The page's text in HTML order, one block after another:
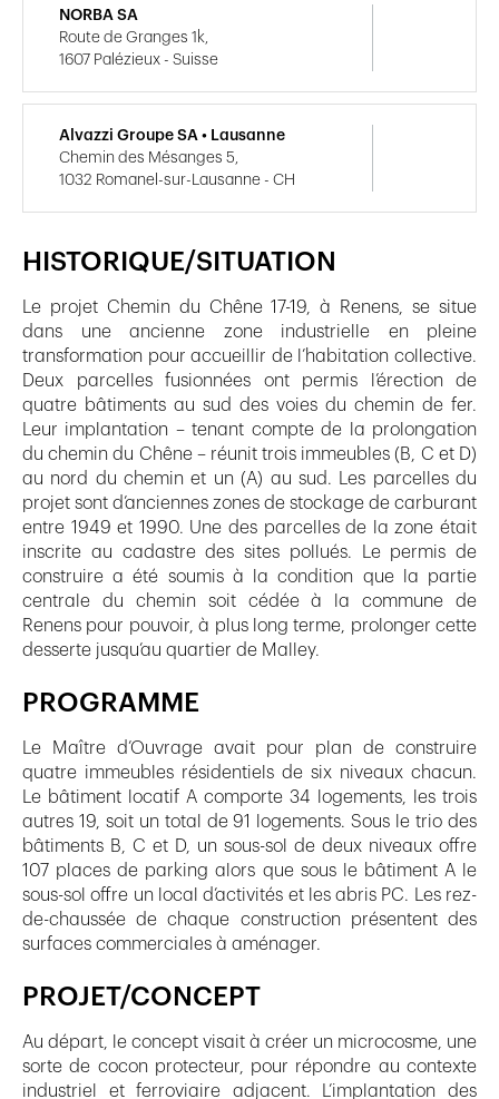
HISTORIQUE/SITUATION
Le projet Chemin du Chêne 17-19, à Renens, se situe
dans une ancienne zone industrielle en pleine
transformation pour accueillir de l’habitation collective.
Deux parcelles fusionnées ont permis l’érection de
quatre bâtiments au sud des voies du chemin de fer.
Leur implantation – tenant compte de la prolongation
du chemin du Chêne – réunit trois immeubles (B, C et D)
au nord du chemin et un (A) au sud. Les parcelles du
projet sont d’anciennes zones de stockage de carburant
entre 1949 et 1990. Une des parcelles de la zone était
inscrite au cadastre des sites pollués. Le permis de
construire a été soumis à la condition que la partie
centrale du chemin soit cédée à la commune de
Renens pour pouvoir, à plus long terme, prolonger cette
desserte jusqu’au quartier de Malley.
PROGRAMME
Le Maître d’Ouvrage avait pour plan de construire
quatre immeubles résidentiels de six niveaux chacun.
Le bâtiment locatif A comporte 34 logements, les trois
autres 19, soit un total de 91 logements. Sous le trio des
bâtiments B, C et D, un sous-sol de deux niveaux offre
107 places de parking alors que sous le bâtiment A le
sous-sol offre un local d’activités et les abris PC. Les rez-
de-chaussée de chaque construction présentent des
surfaces commerciales à aménager.
PROJET/CONCEPT
Au départ, le concept visait à créer un microcosme, une
sorte de cocon protecteur, pour répondre au contexte
industriel et ferroviaire adjacent. L’implantation des
NORBA SA
Route de Granges 1k,
1607 Palézieux - Suisse
Alvazzi Groupe SA • Lausanne
Chemin des Mésanges 5,
1032 Romanel-sur-Lausanne - CH